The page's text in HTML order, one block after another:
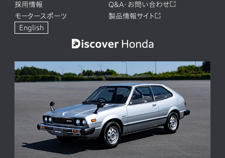
採用情報
Q&A・お問い合わせ
モータースポーツ
製品情報サイト
English